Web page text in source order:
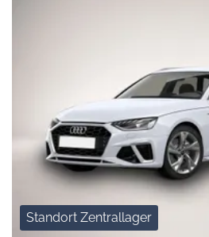
Standort Zentrallager